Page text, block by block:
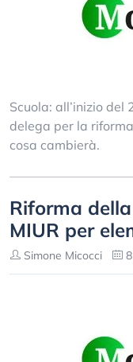
Scuola: all’inizio
delega per la
cosa cambierà.
Riforma
MIUR per
Simone Micocci